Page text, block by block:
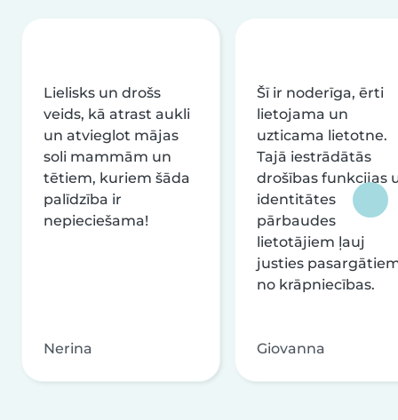
Lielisks un drošs
veids, kā atrast aukli
un atvieglot mājas
soli mammām un
tētiem, kuriem šāda
palīdzība ir
nepieciešama!
Nerina
Šī ir noderīga, ērti
lietojama un
uzticama lietotne.
Tajā iestrādātās
drošības funkcijas
identitātes
pārbaudes
lietotājiem ļauj
justies
no krāpniecības.
Giovanna